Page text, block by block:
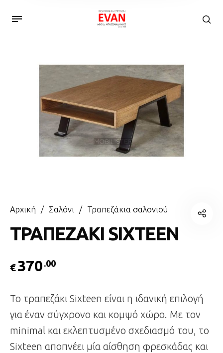
Αρχική / Σαλόνι / Τραπεζάκια σαλονιού
ΤΡΑΠΕΖΑΚΙ SIXTEEN
€370 .00
Το τραπεζάκι Sixteen είναι η ιδανική επιλογή
για έναν σύγχρονο και κομψό χώρο. Με τον
minimal και εκλεπτυσμένο σχεδιασμό του, το
Sixteen αποπνέει μία αίσθηση φρεσκάδας και